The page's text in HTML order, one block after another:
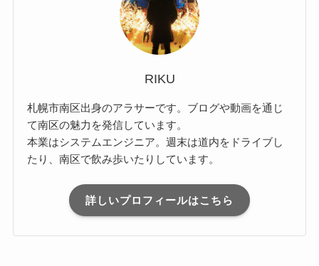
RIKU
札幌市南区出身のアラサーです。ブログや動画を通じ
て南区の魅力を発信しています。
本業はシステムエンジニア。週末は道内をドライブし
たり、南区で飲み歩いたりしています。
詳しいプロフィールはこちら